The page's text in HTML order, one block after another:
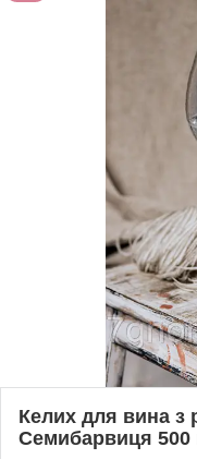
Келих для вина з
Семибарвиця 500